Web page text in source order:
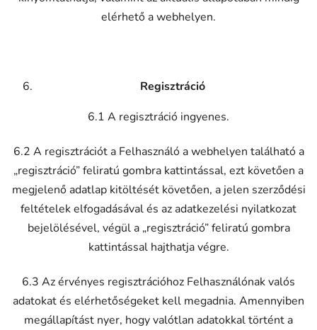
elérhető a webhelyen.
Regisztráció
6.1 A regisztráció ingyenes.
6.2 A regisztrációt a Felhasználó a webhelyen található a
„regisztráció” feliratú gombra kattintással, ezt követően a
megjelenő adatlap kitöltését követően, a jelen szerződési
feltételek elfogadásával és az adatkezelési nyilatkozat
bejelölésével, végül a „regisztráció” feliratú gombra
kattintással hajthatja végre.
6.3 Az érvényes regisztrációhoz Felhasználónak valós
adatokat és elérhetőségeket kell megadnia. Amennyiben
megállapítást nyer, hogy valótlan adatokkal történt a